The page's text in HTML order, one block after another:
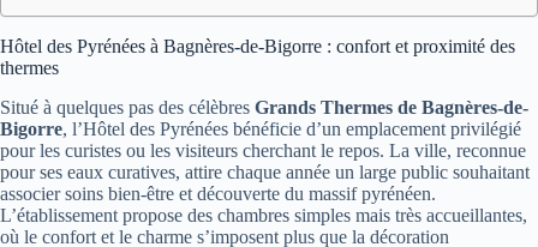
Hôtel des Pyrénées à Bagnères-de-Bigorre : confort et proximité des
thermes
Situé à quelques pas des célèbres Grands Thermes de Bagnères-de-
Bigorre, l’Hôtel des Pyrénées bénéficie d’un emplacement privilégié
pour les curistes ou les visiteurs cherchant le repos. La ville, reconnue
pour ses eaux curatives, attire chaque année un large public souhaitant
associer soins bien-être et découverte du massif pyrénéen.
L’établissement propose des chambres simples mais très accueillantes,
où le confort et le charme s’imposent plus que la décoration